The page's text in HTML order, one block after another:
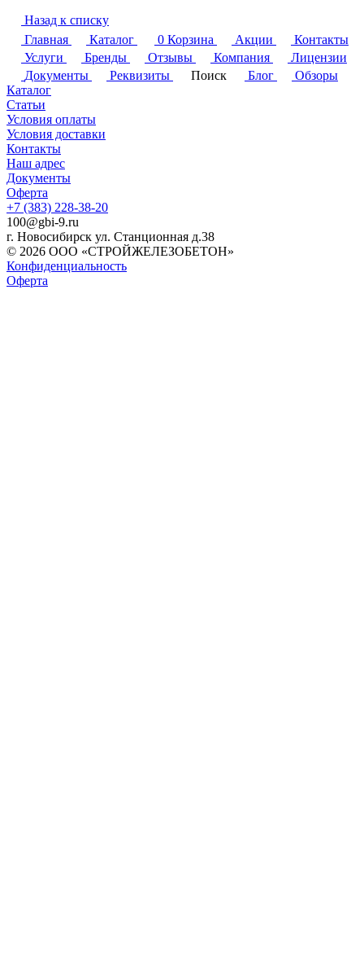
Назад к списку
Главная
Каталог 0 Корзина Акции
Контакты
Услуги
Бренды Отзывы Компания
Лицензии
Документы
Реквизиты Поиск Блог
Обзоры
Каталог
Статьи
Условия оплаты
Условия доставки
Контакты
Наш адрес
Документы
Оферта
+7 (383) 228-38-20
100@gbi-9.ru
г. Новосибирск ул. Станционная д.38
© 2026 ООО «СТРОЙЖЕЛЕЗОБЕТОН»
Конфиденциальность
Оферта